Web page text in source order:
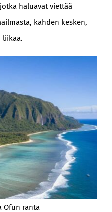
haluavat viettää
kahden kesken,
liikaa.
Ofun ranta